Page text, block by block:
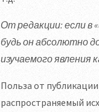
От редакции: если в
будь он абсолютно
изучаемого явления
Польза от
распространяемый